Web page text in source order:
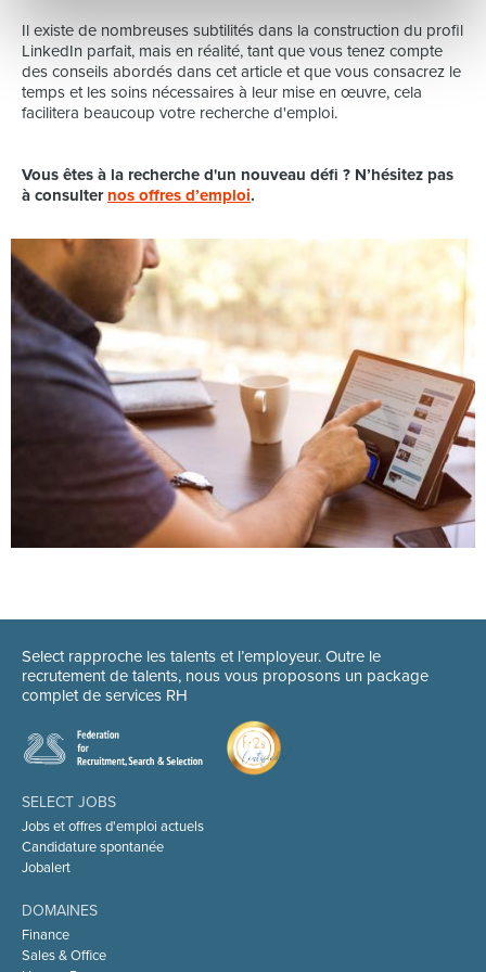
Il existe de nombreuses subtilités dans la construction du profil
LinkedIn parfait, mais en réalité, tant que vous tenez compte
des conseils abordés dans cet article et que vous consacrez le
temps et les soins nécessaires à leur mise en œuvre, cela
facilitera beaucoup votre recherche d'emploi.
Vous êtes à la recherche d'un nouveau défi ? N’hésitez pas
à consulter nos offres d’emploi.
Select rapproche les talents et l’employeur. Outre le
recrutement de talents, nous vous proposons un package
complet de services RH
SELECT JOBS
Jobs et offres d'emploi actuels
Candidature spontanée
Jobalert
DOMAINES
Finance
Sales & Office